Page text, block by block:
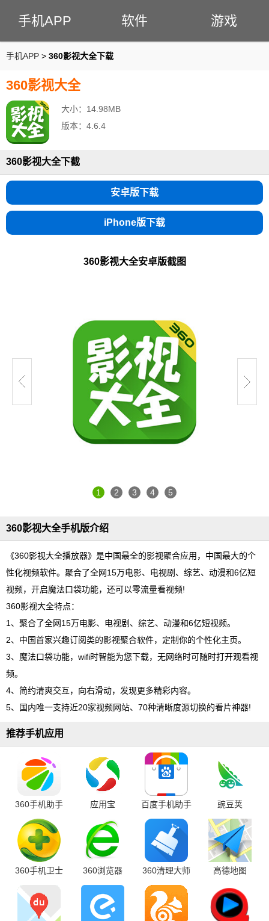
手机APP 软件 游戏
手机APP > 360影视大全下载
360影视大全
大小：14.98MB
版本：4.6.4
360影视大全下截
安卓版下载
iPhone版下载
360影视大全安卓版截图
1 2 3 4 5
360影视大全手机版介绍
《360影视大全播放器》是中国最全的影视聚合应用，中国最大的个
性化视频软件。聚合了全网15万电影、电视剧、综艺、动漫和6亿短
视频，开启魔法口袋功能，还可以零流量看视频!
360影视大全特点：
1、聚合了全网15万电影、电视剧、综艺、动漫和6亿短视频。
2、中国首家兴趣订阅类的影视聚合软件，定制你的个性化主页。
3、魔法口袋功能，wifi时智能为您下载，无网络时可随时打开观看视
频。
4、简约清爽交互，向右滑动，发现更多精彩内容。
5、国内唯一支持近20家视频网站、70种清晰度源切换的看片神器!
推荐手机应用
360手机助手 应用宝 百度手机助手 豌豆荚
360手机卫士 360浏览器 360清理大师 高德地图